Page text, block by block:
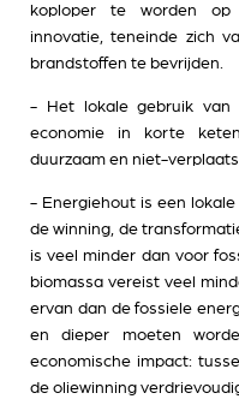
koploper te worden op
innovatie, teneinde zich
brandstoffen te bevrijden.
- Het lokale gebruik van
economie in korte
duurzaam en niet-
- Energiehout is een
de winning, de
is veel minder dan voor
biomassa vereist veel
ervan dan de fossiele
en dieper moeten
economische impact:
de oliewinning